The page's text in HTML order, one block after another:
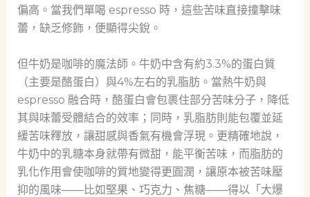
偏高。當我們單喝 espresso 時，這些苦味直接撞擊味
蕾，缺乏修飾，便顯得尖銳。
但牛奶是咖啡的魔法師。牛奶中含有約3.3%的蛋白質
（主要是酪蛋白）與4%左右的乳脂肪。當熱牛奶與
espresso 融合時，酪蛋白會包裹住部分苦味分子，降低
其與味蕾受體結合的效率；同時，乳脂肪則能包覆並延
緩苦味釋放，讓甜感與香氣有機會浮現。更精確地說，
牛奶中的乳糖本身就帶有微甜，能平衡苦味，而脂肪的
乳化作用會使咖啡的質地變得更圓潤，讓原本被苦味壓
抑的風味——比如堅果、巧克力、焦糖——得以「大爆